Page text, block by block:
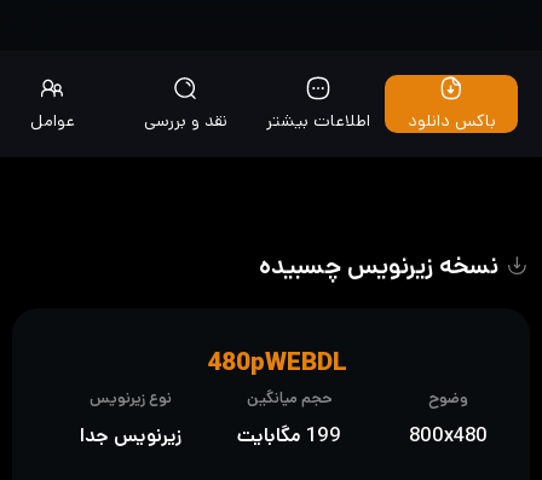
باکس دانلود اطلاعات بیشتر نقد و بررسی عوامل
نسخه زیرنویس چسبیده
وضوح
800x480
حجم میانگین
199 مگابایت
نوع زیرنویس
زیرنویس جدا
480pWEBDL